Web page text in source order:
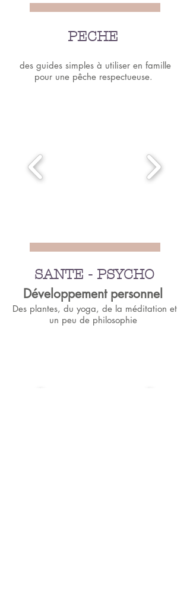
PECHE
des guides simples à utiliser en famille
pour une pêche respectueuse.
SANTE - PSYCHO
Développement personnel
Des plantes, du yoga, de la méditation et
un peu de philosophie